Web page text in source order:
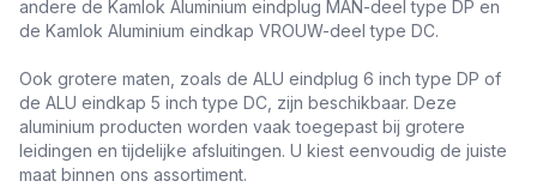
andere de Kamlok Aluminium eindplug MAN-deel type DP en
de Kamlok Aluminium eindkap VROUW-deel type DC.
Ook grotere maten, zoals de ALU eindplug 6 inch type DP of
de ALU eindkap 5 inch type DC, zijn beschikbaar. Deze
aluminium producten worden vaak toegepast bij grotere
leidingen en tijdelijke afsluitingen. U kiest eenvoudig de juiste
maat binnen ons assortiment.